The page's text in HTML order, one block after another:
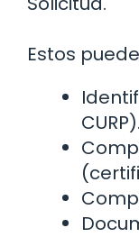
Estos
CURP).